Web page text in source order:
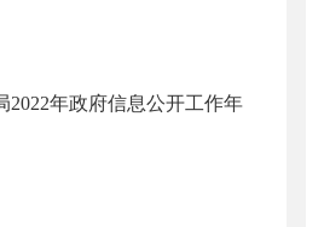
2022年政府信息公开工作年